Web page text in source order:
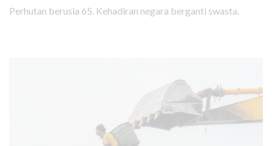
Perhutan berusia 65. Kehadiran negara berganti swasta.